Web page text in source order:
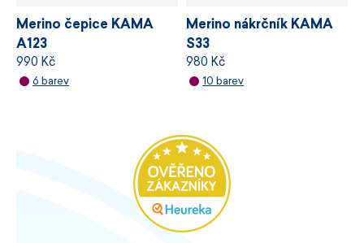
Merino čepice KAMA
A123
990 Kč
6 barev
Merino nákrčník KAMA
S33
980 Kč
10 barev